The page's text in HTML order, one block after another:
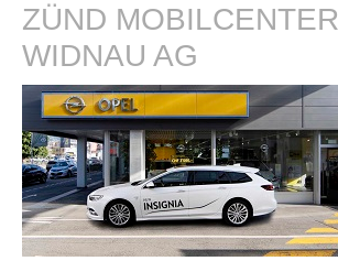
ZÜND MOBILCENTER
WIDNAU AG